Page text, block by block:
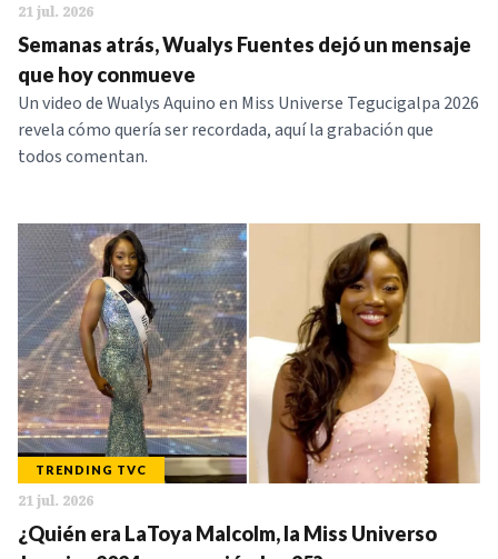
21 jul. 2026
Semanas atrás, Wualys Fuentes dejó un mensaje
que hoy conmueve
Un video de Wualys Aquino en Miss Universe Tegucigalpa 2026
revela cómo quería ser recordada, aquí la grabación que
todos comentan.
TRENDING TVC
21 jul. 2026
¿Quién era LaToya Malcolm, la Miss Universo